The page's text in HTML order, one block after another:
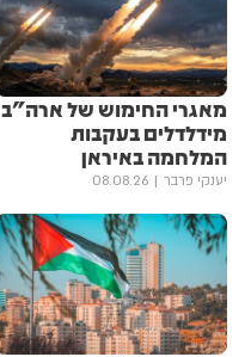
מאגרי החימוש של ארה"ב
מידלדלים בעקבות
המלחמה באיראן
יענקי פרבר 08.08.26